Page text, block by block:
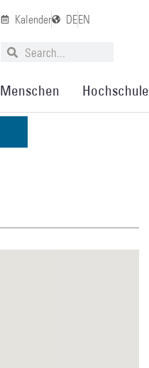
Kalender DEEN
Menschen Hochschule